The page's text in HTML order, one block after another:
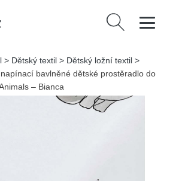
Vyhledávání
> Dětský textil > Dětský ložní textil >
bavlněné dětské prostěradlo do
– Bianca